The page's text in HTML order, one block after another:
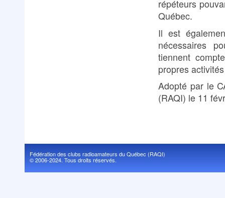
répéteurs
Québec.
Il est
nécessaires
tiennent
propres
Adopté par le
(RAQI) le 11
Fédération des clubs radioamateurs du Québec (RAQI)
© 2006-2024. Tous droits réservés.